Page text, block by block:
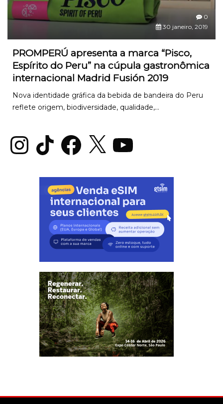
0
30 janeiro, 2019
PROMPERÚ apresenta a marca “Pisco,
Espírito do Peru” na cúpula gastronômica
internacional Madrid Fusión 2019
Nova identidade gráfica da bebida de bandeira do Peru
reflete origem, biodiversidade, qualidade,...
InstagramTikTok Facebook
X YouTube